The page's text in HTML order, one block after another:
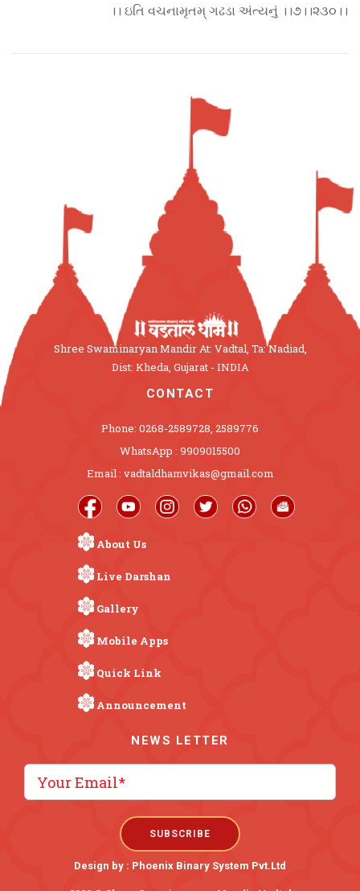
।। ઇતિ વચનામૃતમ્ ગઢડા અંત્યનું ।।૭।।૨૩૦।।
Shree Swaminaryan Mandir At: Vadtal, Ta: Nadiad,
Dist: Kheda, Gujarat - INDIA
CONTACT
Phone: 0268-2589728, 2589776
WhatsApp : 9909015500
Email : vadtaldhamvikas@gmail.com
About Us
Live Darshan
Gallery
Mobile Apps
Quick Link
Announcement
NEWS LETTER
Design by : Phoenix Binary System Pvt.Ltd